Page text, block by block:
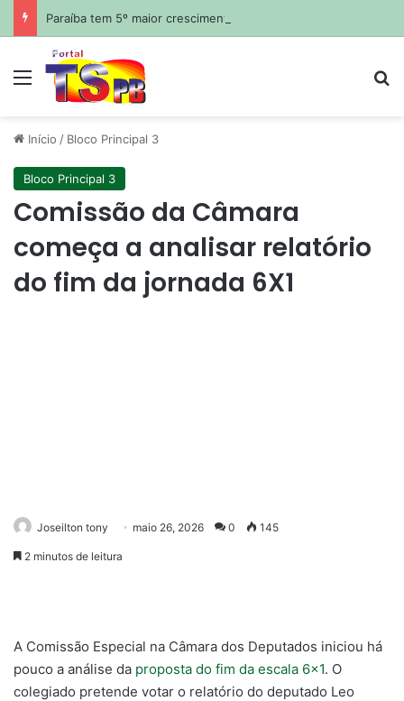
Menu
Início / Bloco Principal 3
Bloco Principal 3
Comissão da Câmara
começa a analisar relatório
do fim da jornada 6X1
Joseilton tony maio 26, 2026 0 145
2 minutos de leitura
A Comissão Especial na Câmara dos Deputados iniciou há
pouco a análise da proposta do fim da escala 6×1. O
colegiado pretende votar o relatório do deputado Leo